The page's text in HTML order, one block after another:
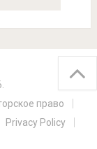
право
Privacy Policy